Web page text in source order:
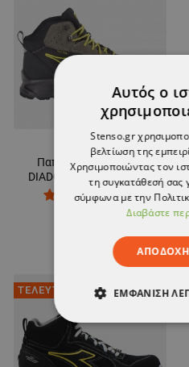
Παπούτσια εργασίας
DIADORA SPORT DIATEX
BLACK/GREY MID S7S WR
CI SRC
ΤΕΛΕΥΤΑΙΑ ΚΟΜΜΑΤΙΑ
Αυτός ο
Stenso.gr
βελτίωση της
Χρησιμοποιώντας τον
τη συγκατάθεσή σας
σύμφωνα με την
Διαβάστε
ΕΜΦΆΝΙΣΗ
ΑΠΟΛΎΤΩΣ